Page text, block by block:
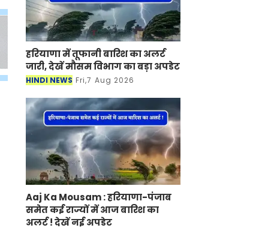
हरियाणा में तूफानी बारिश का अलर्ट
जारी, देखें मौसम विभाग का बड़ा अपडेट
HINDI NEWS Fri,7 Aug 2026
Aaj Ka Mousam : हरियाणा-पंजाब
समेत कई राज्यों में आज बारिश का
अलर्ट ! देखें नई अपडेट